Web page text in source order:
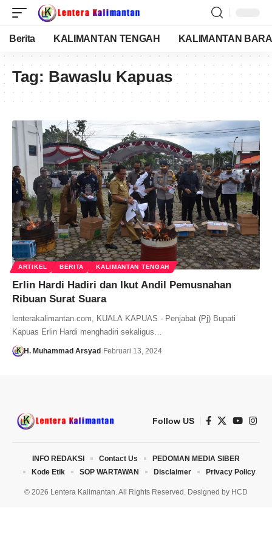
Berita KALIMANTAN TENGAH KALIMANTAN
Tag: Bawaslu Kapuas
ARTIKEL BERITA KALIMANTAN TENGAH
Erlin Hardi Hadiri dan Ikut Andil Pemusnahan
Ribuan Surat Suara
lenterakalimantan.com, KUALA KAPUAS - Penjabat (Pj) Bupati
Kapuas Erlin Hardi menghadiri sekaligus…
H. Muhammad Arsyad Februari 13, 2024
Follow US
© 2026 Lentera Kalimantan. All Rights Reserved. Designed by HCD
INFO REDAKSI Contact Us
PEDOMAN MEDIA SIBER
Kode Etik
SOP WARTAWAN Disclaimer Privacy Policy